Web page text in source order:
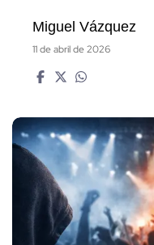
Miguel Vázquez
11 de abril de 2026